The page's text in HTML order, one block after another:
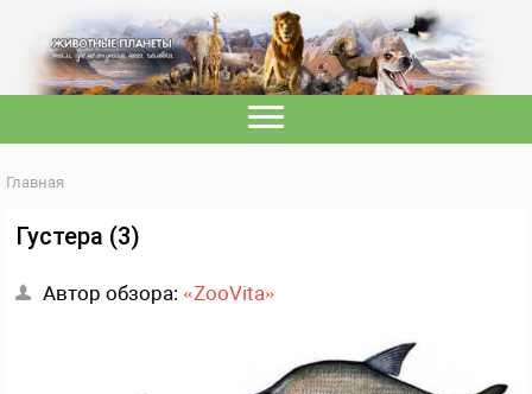
Главная
Густера (3)
Автор обзора: «ZooVita»